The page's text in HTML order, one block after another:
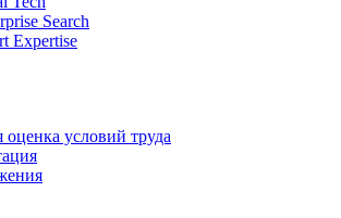
Search
Expertise
условий труда